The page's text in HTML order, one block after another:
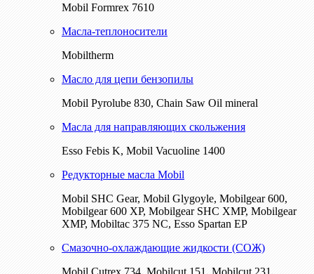
Mobil Formrex 7610
Масла-теплоносители
Mobiltherm
Масло для цепи бензопилы
Mobil Pyrolube 830, Chain Saw Oil mineral
Масла для направляющих скольжения
Esso Febis K, Mobil Vacuoline 1400
Редукторные масла Mobil
Mobil SHC Gear, Mobil Glygoyle, Mobilgear 600,
Mobilgear 600 XP, Mobilgear SHC XMP, Mobilgear
XМP, Mobiltac 375 NC, Esso Spartan EP
Смазочно-охлаждающие жидкости (СОЖ)
Mobil Cutrex 734, Mobilcut 151, Mobilcut 231,